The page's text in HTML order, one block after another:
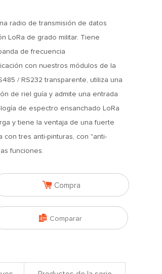
radio de transmisión de datos
LoRa de grado militar. Tiene
de frecuencia
con nuestros módulos de la
/ RS232 transparente, utiliza una
de riel guía y admite una entrada
de espectro ensanchado LoRa
y tiene la ventaja de una fuerte
con tres anti-pinturas, con "anti-
funciones.
 Compra
 Comparar